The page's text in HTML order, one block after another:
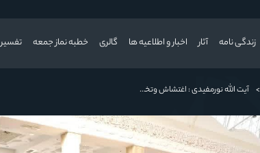
زندگی نامه آثار اخبار و اطلاعیه ها گالری خطبه نماز جمعه تفسیر
> آیت الله نورمفیدی : اغتشاش وتخریب و آتش زدن اموال عمومی پذیرفته نیست